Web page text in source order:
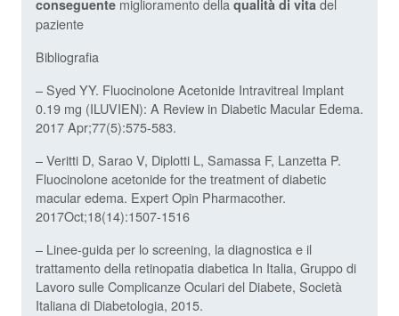
conseguente miglioramento della qualità di vita del
paziente
Bibliografia
– Syed YY. Fluocinolone Acetonide Intravitreal Implant
0.19 mg (ILUVIEN): A Review in Diabetic Macular Edema.
2017 Apr;77(5):575-583.
– Veritti D, Sarao V, Diplotti L, Samassa F, Lanzetta P.
Fluocinolone acetonide for the treatment of diabetic
macular edema. Expert Opin Pharmacother.
2017Oct;18(14):1507-1516
– Linee-guida per lo screening, la diagnostica e il
trattamento della retinopatia diabetica In Italia, Gruppo di
Lavoro sulle Complicanze Oculari del Diabete, Società
Italiana di Diabetologia, 2015.